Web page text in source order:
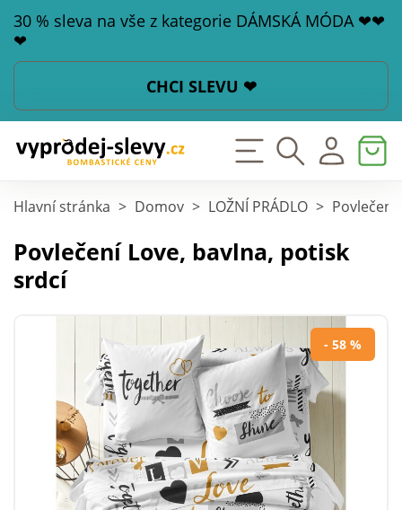
30 % sleva na vše z kategorie DÁMSKÁ MÓDA ❤❤
❤
CHCI SLEVU ❤
Hlavní stránka > Domov > LOŽNÍ PRÁDLO > Povlečení
Povlečení Love, bavlna, potisk
srdcí
- 58 %